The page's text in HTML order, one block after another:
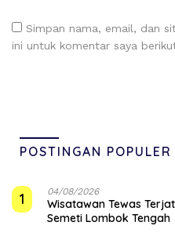
Simpan nama, email, dan
ini untuk komentar saya
POSTINGAN POPULER
1 04/08/2026
Wisatawan Tewas
Semeti Lombok Tengah